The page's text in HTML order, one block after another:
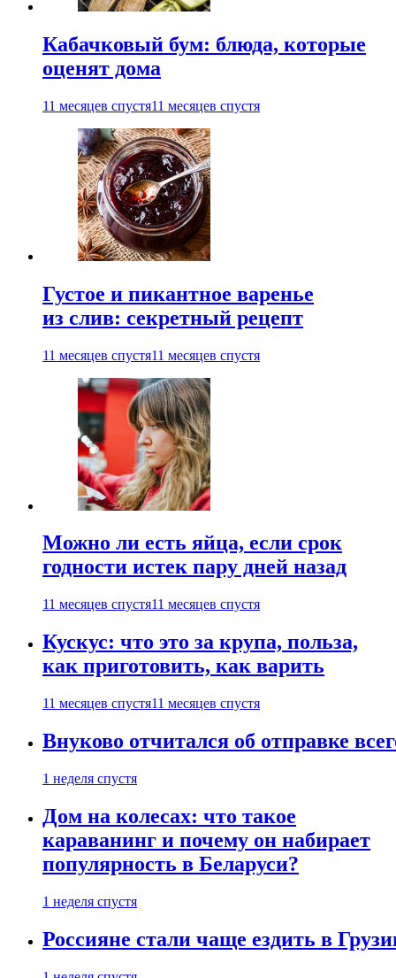
Кабачковый бум: блюда, которые
оценят дома
11 месяцев спустя11 месяцев спустя
Густое и пикантное варенье
из слив: секретный рецепт
11 месяцев спустя11 месяцев спустя
Можно ли есть яйца, если срок
годности истек пару дней назад
11 месяцев спустя11 месяцев спустя
Кускус: что это за крупа, польза,
как приготовить, как варить
11 месяцев спустя11 месяцев спустя
Внуково отчитался об отправке
1 неделя спустя
Дом на колесах: что такое
караванинг и почему он набирает
популярность в Беларуси?
1 неделя спустя
Россияне стали чаще ездить в